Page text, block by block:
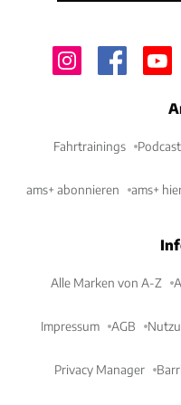
Fahrtrainings Podcast
ams+ abonnieren ams+
Alle Marken von A-Z
Impressum AGB
Privacy Manager